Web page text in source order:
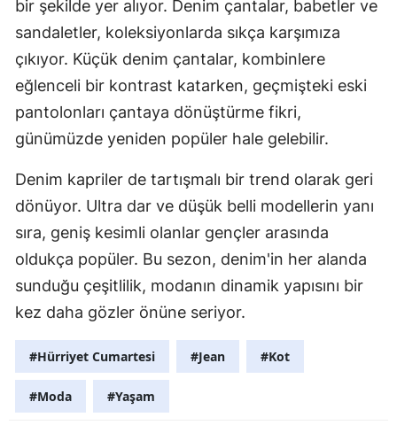
bir şekilde yer alıyor. Denim çantalar, babetler ve
sandaletler, koleksiyonlarda sıkça karşımıza
çıkıyor. Küçük denim çantalar, kombinlere
eğlenceli bir kontrast katarken, geçmişteki eski
pantolonları çantaya dönüştürme fikri,
günümüzde yeniden popüler hale gelebilir.
Denim kapriler de tartışmalı bir trend olarak geri
dönüyor. Ultra dar ve düşük belli modellerin yanı
sıra, geniş kesimli olanlar gençler arasında
oldukça popüler. Bu sezon, denim'in her alanda
sunduğu çeşitlilik, modanın dinamik yapısını bir
kez daha gözler önüne seriyor.
#Hürriyet Cumartesi #Jean #Kot
#Moda #Yaşam